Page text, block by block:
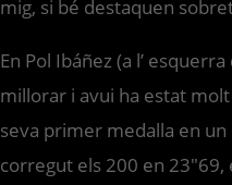
mig, si bé destaquen
En Pol Ibáñez (a l’
millorar i avui ha estat
seva primer medalla en
corregut els 200 en